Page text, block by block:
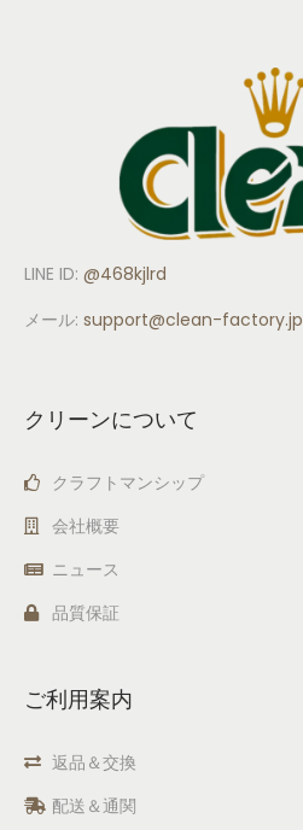
LINE ID: @468kjlrd
メール: support@clean-factory.jp
クリーンについて
クラフトマンシップ
会社概要
ニュース
品質保証
ご利用案内
返品＆交換
配送＆通関